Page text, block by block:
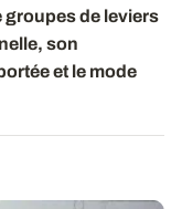
groupes de leviers
son
et le mode